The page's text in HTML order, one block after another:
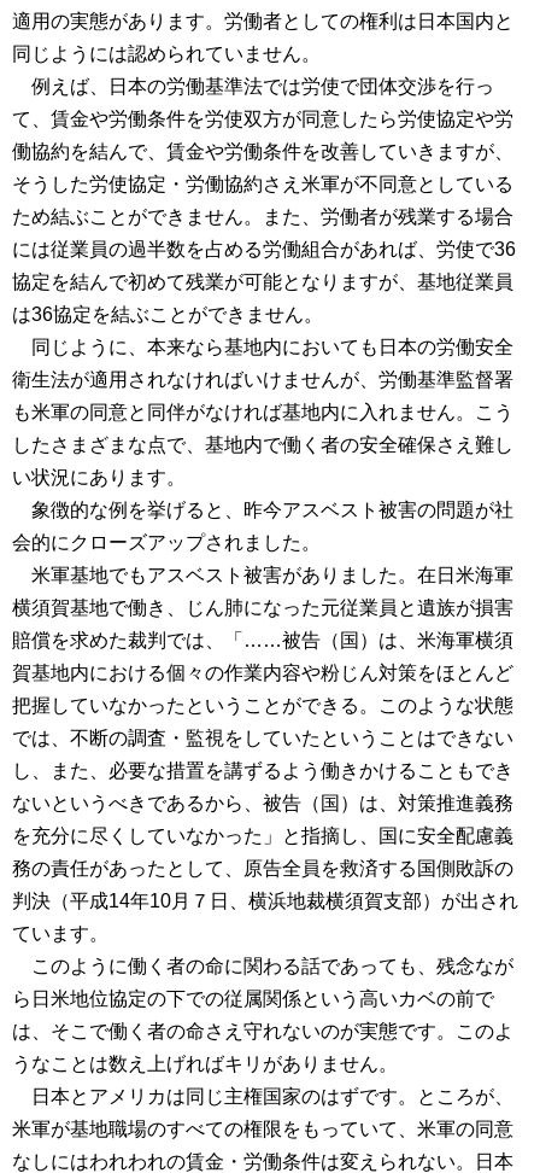
適用の実態があります。労働者としての権利は日本国内と
同じようには認められていません。
例えば、日本の労働基準法では労使で団体交渉を行っ
て、賃金や労働条件を労使双方が同意したら労使協定や労
働協約を結んで、賃金や労働条件を改善していきますが、
そうした労使協定・労働協約さえ米軍が不同意としている
ため結ぶことができません。また、労働者が残業する場合
には従業員の過半数を占める労働組合があれば、労使で36
協定を結んで初めて残業が可能となりますが、基地従業員
は36協定を結ぶことができません。
同じように、本来なら基地内においても日本の労働安全
衛生法が適用されなければいけませんが、労働基準監督署
も米軍の同意と同伴がなければ基地内に入れません。こう
したさまざまな点で、基地内で働く者の安全確保さえ難し
い状況にあります。
象徴的な例を挙げると、昨今アスベスト被害の問題が社
会的にクローズアップされました。
米軍基地でもアスベスト被害がありました。在日米海軍
横須賀基地で働き、じん肺になった元従業員と遺族が損害
賠償を求めた裁判では、「……被告（国）は、米海軍横須
賀基地内における個々の作業内容や粉じん対策をほとんど
把握していなかったということができる。このような状態
では、不断の調査・監視をしていたということはできない
し、また、必要な措置を講ずるよう働きかけることもでき
ないというべきであるから、被告（国）は、対策推進義務
を充分に尽くしていなかった」と指摘し、国に安全配慮義
務の責任があったとして、原告全員を救済する国側敗訴の
判決（平成14年10月７日、横浜地裁横須賀支部）が出され
ています。
このように働く者の命に関わる話であっても、残念なが
ら日米地位協定の下での従属関係という高いカベの前で
は、そこで働く者の命さえ守れないのが実態です。このよ
うなことは数え上げればキリがありません。
日本とアメリカは同じ主権国家のはずです。ところが、
米軍が基地職場のすべての権限をもっていて、米軍の同意
なしにはわれわれの賃金・労働条件は変えられない。日本